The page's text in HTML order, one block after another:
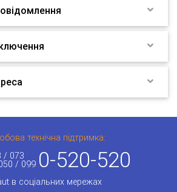
технічна підтримка:
/ 073
/ 099 0-520-520
в соціальних мережах